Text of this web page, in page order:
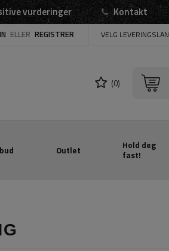
vurderinger Kontakt
ELLER REGISTRER VELG
(0)
Outlet
Hold deg
fast!